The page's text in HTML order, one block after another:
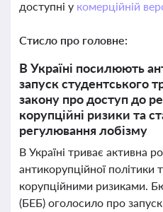
доступні у комерційній
Стисло про головне:
В Україні посилюють
запуск студентського
закону про доступ до
корупційні ризики та
регулювання лобізму
В Україні триває активна
антикорупційної політики
корупційними ризиками.
(БЕБ) оголосило про